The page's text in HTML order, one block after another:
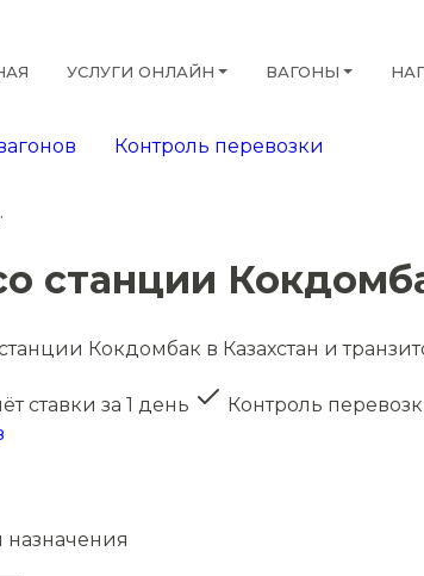
УСЛУГИ ОНЛАЙН ВАГОНЫ
Контроль перевозки
станции
Кокдомбак в Казахстан и
ставки за 1 день
Контроль
назначения